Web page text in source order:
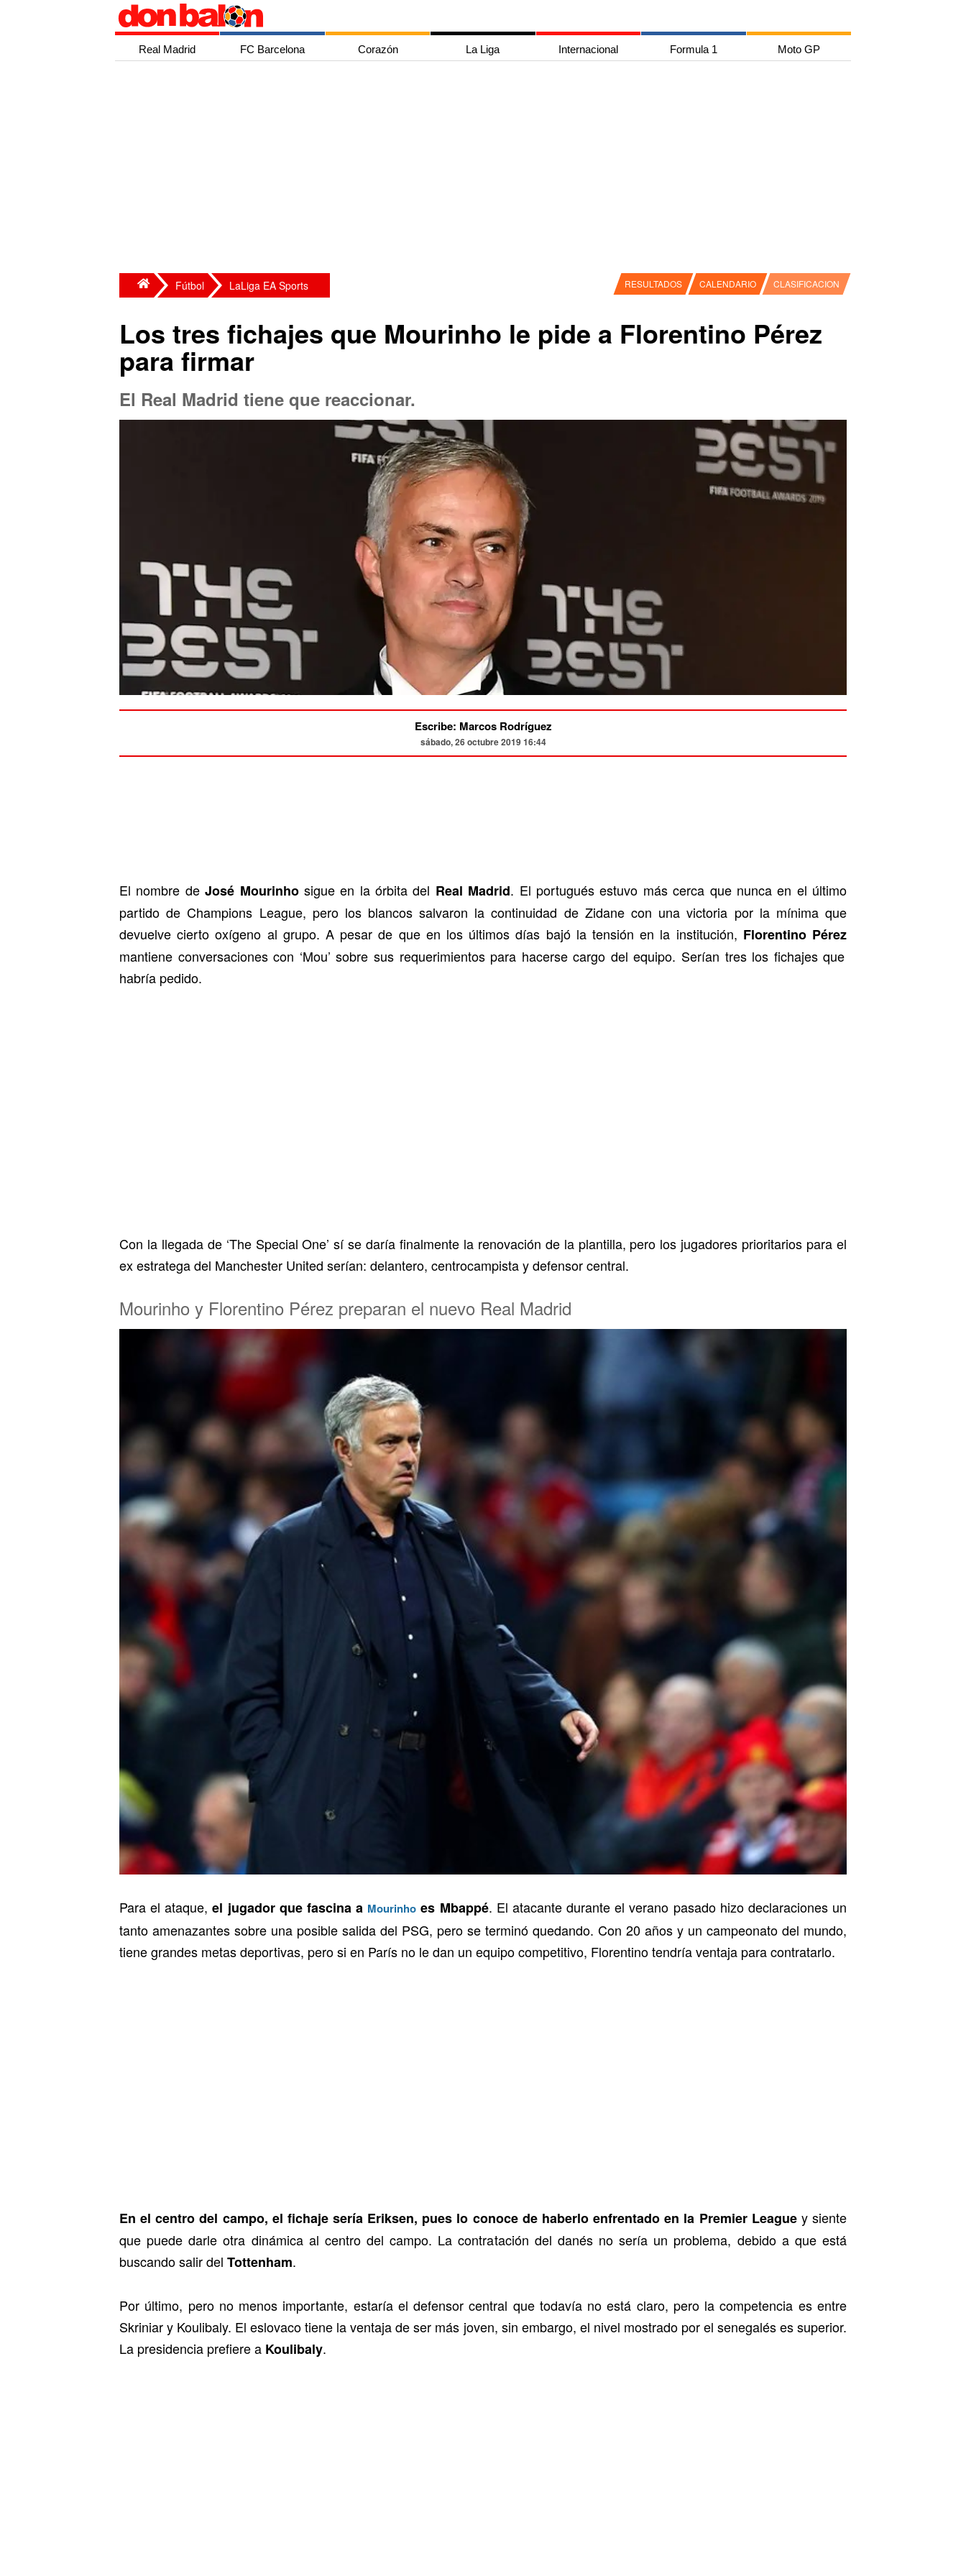
Real Madrid FC Barcelona Corazón La Liga Internacional Formula 1 Moto GP
Fútbol LaLiga EA Sports RESULTADOS CALENDARIO CLASIFICACION
Los tres fichajes que Mourinho le pide a Florentino Pérez
para firmar
El Real Madrid tiene que reaccionar.
Escribe: Marcos Rodríguez
sábado, 26 octubre 2019 16:44
El nombre deJosé Mourinhosigue en la órbita del Real Madrid. El portugués estuvo más cerca que nunca en el último
partido de Champions League, pero los blancos salvaron la continuidad de Zidane con una victoria por la mínima que
devuelve cierto oxígeno al grupo. A pesar de que en los últimos días bajó la tensión en la institución, Florentino Pérez
mantiene conversaciones con ‘Mou’ sobre sus requerimientos para hacerse cargo del equipo. Serían tres los fichajes que
habría pedido.
Con la llegada de ‘The Special One’ sí se daría finalmente la renovación de la plantilla, pero los jugadores prioritarios para el
ex estratega del Manchester United serían: delantero, centrocampista y defensor central.
Mourinho y Florentino Pérez preparan el nuevo Real Madrid
Para el ataque,el jugador que fascina a Mourinho es Mbappé. El atacante durante el verano pasado hizo declaraciones un
tanto amenazantes sobre una posible salida del PSG, pero se terminó quedando. Con 20 años y un campeonato del mundo,
tiene grandes metas deportivas, pero si en París no le dan un equipo competitivo, Florentino tendría ventaja para contratarlo.
En el centro del campo, el fichaje sería Eriksen, pues lo conoce de haberlo enfrentado en la Premier Leaguey siente
que puede darle otra dinámica al centro del campo. La contratación del danés no sería un problema, debido a que está
buscando salir del Tottenham.
Por último, pero no menos importante, estaría el defensor central que todavía no está claro, pero la competencia es entre
Skriniar y Koulibaly. El eslovaco tiene la ventaja de ser más joven, sin embargo, el nivel mostrado por el senegalés es superior.
La presidencia prefiere a Koulibaly.